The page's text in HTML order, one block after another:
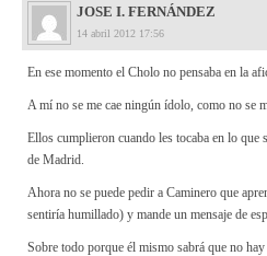
JOSE I. FERNÁNDEZ
14 abril 2012 17:56
En ese momento el Cholo no pensaba en la
A mí no se me cae ningún ídolo, como no se
Ellos cumplieron cuando les tocaba en lo
de Madrid.
Ahora no se puede pedir a Caminero que
sentiría humillado) y mande un mensaje de
Sobre todo porque él mismo sabrá que no